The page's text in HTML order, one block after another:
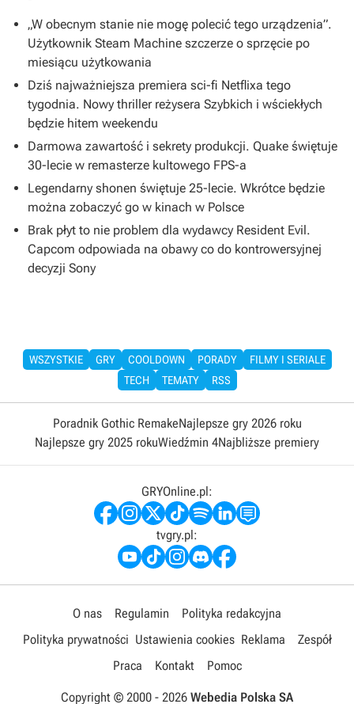
„W obecnym stanie nie mogę polecić tego urządzenia”.
Użytkownik Steam Machine szczerze o sprzęcie po
miesiącu użytkowania
Dziś najważniejsza premiera sci-fi Netflixa tego
tygodnia. Nowy thriller reżysera Szybkich i wściekłych
będzie hitem weekendu
Darmowa zawartość i sekrety produkcji. Quake świętuje
30-lecie w remasterze kultowego FPS-a
Legendarny shonen świętuje 25-lecie. Wkrótce będzie
można zobaczyć go w kinach w Polsce
Brak płyt to nie problem dla wydawcy Resident Evil.
Capcom odpowiada na obawy co do kontrowersyjnej
decyzji Sony
WSZYSTKIE GRY COOLDOWN PORADY
FILMY I SERIALE
TECH
TEMATY RSS
Poradnik Gothic RemakeNajlepsze gry 2026 roku
Najlepsze gry 2025 rokuWiedźmin 4Najbliższe premiery
GRYOnline.pl:
tvgry.pl:
O nas Regulamin
Polityka redakcyjna
Polityka prywatności Ustawienia cookies Reklama
Zespół
Praca
Kontakt Pomoc
Copyright © 2000 - 2026 Webedia Polska SA